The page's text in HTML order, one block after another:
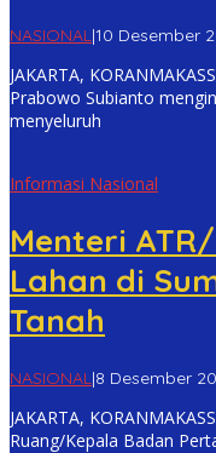
NASIONAL|10 Desember
JAKARTA,
Prabowo Subianto
menyeluruh
Informasi Nasional
Menteri
Lahan di
Tanah
NASIONAL|8 Desember
JAKARTA,
Ruang/Kepala Badan